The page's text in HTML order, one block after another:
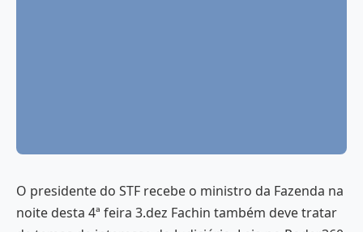
O presidente do STF recebe o ministro da Fazenda na
noite desta 4ª feira 3.dez Fachin também deve tratar